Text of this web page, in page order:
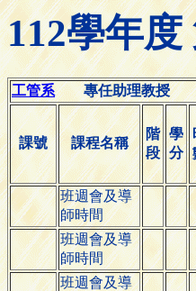
112學年
工管系專任助理教授
課號 課程名稱
階
段
學
分
班週會及導
師時間
班週會及導
師時間
班週會及導